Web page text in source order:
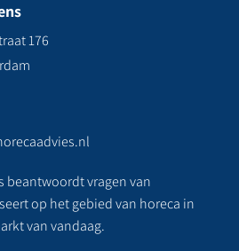
176
beantwoordt vragen van
op het gebied van horeca in
van vandaag.